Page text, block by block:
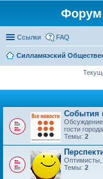
Форум
Ссылки FAQ
Силламяэский
События
гости города.
Темы: 2
Оптимисты,
Темы: 2